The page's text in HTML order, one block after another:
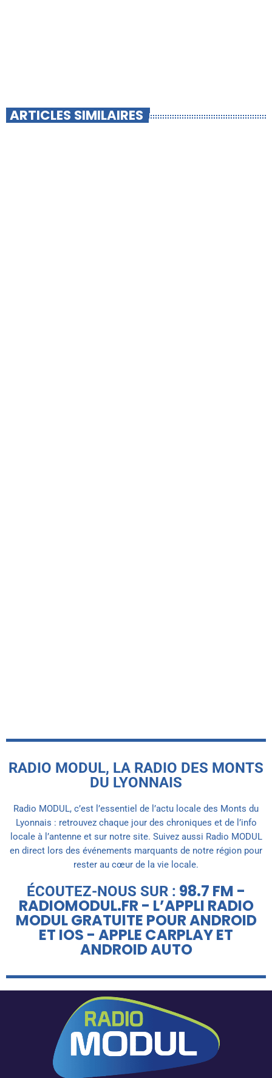
ARTICLES SIMILAIRES
RADIO MODUL, LA RADIO DES MONTS
DU LYONNAIS
Radio MODUL, c’est l’essentiel de l’actu locale des Monts du
Lyonnais : retrouvez chaque jour des chroniques et de l’info
locale à l’antenne et sur notre site. Suivez aussi Radio MODUL
en direct lors des événements marquants de notre région pour
rester au cœur de la vie locale.
ÉCOUTEZ-NOUS SUR : 98.7 FM -
RADIOMODUL.FR - L’APPLI RADIO
MODUL GRATUITE POUR ANDROID
ET IOS - APPLE CARPLAY ET
ANDROID AUTO